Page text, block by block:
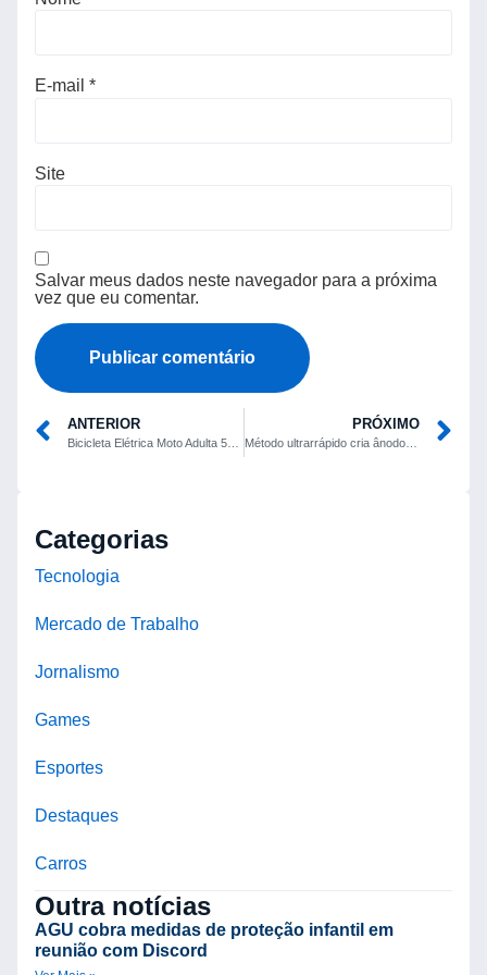
E-mail *
Site
Salvar meus dados neste navegador para a próxima
vez que eu comentar.
ANTERIOR PRÓXIMO
Método ultrarrápido cria ânodos de lítio mais eficientes em poucos segundos
Categorias
Tecnologia
Mercado de Trabalho
Jornalismo
Games
Esportes
Destaques
Carros
Outra notícias
AGU cobra medidas de proteção infantil em
reunião com Discord